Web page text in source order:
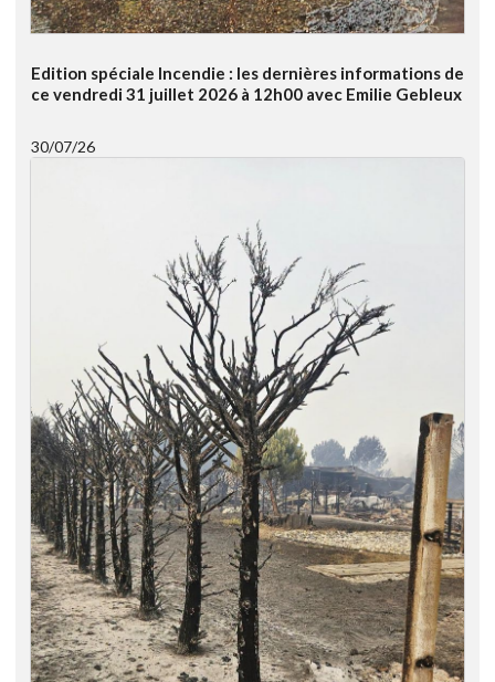
Edition spéciale Incendie : les dernières informations de
ce vendredi 31 juillet 2026 à 12h00 avec Emilie Gebleux
30/07/26